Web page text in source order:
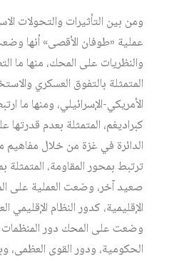
ومن بين التأثيرات والتحولات
عملية «طوفان الأقصى» أنها
والنظريات على المحك، منها ما
المتمثلة بالتفوق العسكري
الأمريكي-الإسرائيلي، ومنها ما
كبراديغم، المتمثلة بعدم قدرتها
الدائرة في غزة من خلال مفاهيم
ترتبط بمحور المقاومة،
صعيد آخر، وضعت العملية على
الإقليمية، كدور النظام الإقليمي
وضعت على المحك دور المنظمات
الحكومية، ودور القوى